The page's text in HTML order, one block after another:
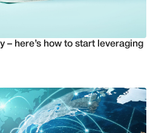
– here’s how to start leveraging